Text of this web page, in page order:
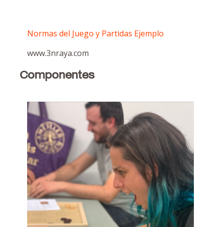
Normas del Juego y Partidas Ejemplo
www.3nraya.com
Componentes